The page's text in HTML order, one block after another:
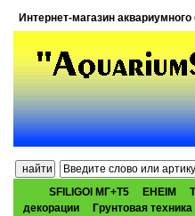
Интернет-магазин
SFILIGOI МГ+Т5 EHEIM
декорации
Грунтовая техника